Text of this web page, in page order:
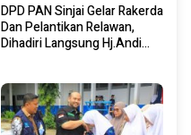
DPD PAN Sinjai Gelar Rakerda
Dan Pelantikan Relawan,
Dihadiri Langsung Hj.Andi